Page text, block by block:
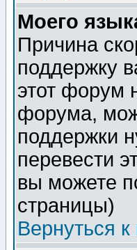
Моего
Причина
поддержку
этот форум
форума,
поддержки
перевести
вы можете
страницы)
Вернуться к